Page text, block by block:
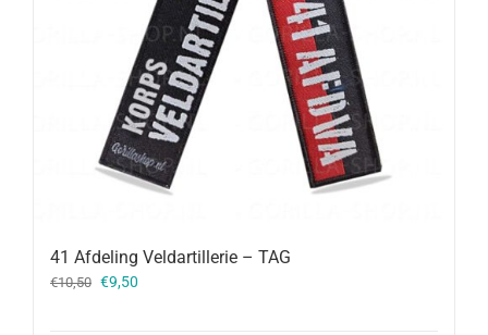
41 Afdeling Veldartillerie – TAG
€10,50 Oorspronkelijke
€9,50